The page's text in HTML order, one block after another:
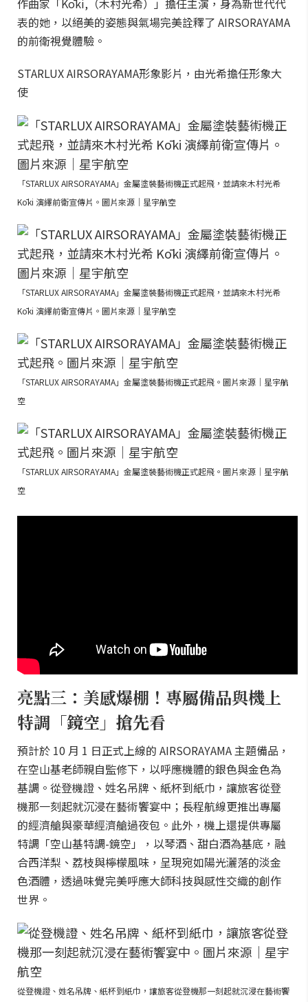
作曲家「Kōki,（木村光希）」擔任主演，身為新世代代
表的她，以絕美的姿態與氣場完美詮釋了 AIRSORAYAMA
的前衛視覺體驗。
STARLUX AIRSORAYAMA形象影片，由光希擔任形象大
使
「STARLUX AIRSORAYAMA」金屬塗裝藝術機正式起飛，並請來木村光希
Kōki 演繹前衛宣傳片。圖片來源｜星宇航空
「STARLUX AIRSORAYAMA」金屬塗裝藝術機正式起飛，並請來木村光希
Kōki 演繹前衛宣傳片。圖片來源｜星宇航空
「STARLUX AIRSORAYAMA」金屬塗裝藝術機正式起飛。圖片來源｜星宇航
空
「STARLUX AIRSORAYAMA」金屬塗裝藝術機正式起飛。圖片來源｜星宇航
空
亮點三：美感爆棚！專屬備品與機上
特調「鏡空」搶先看
預計於 10 月 1 日正式上線的 AIRSORAYAMA 主題備品，
在空山基老師親自監修下，以呼應機體的銀色與金色為
基調。從登機證、姓名吊牌、紙杯到紙巾，讓旅客從登
機那一刻起就沉浸在藝術饗宴中；長程航線更推出專屬
的經濟艙與豪華經濟艙過夜包。此外，機上還提供專屬
特調「空山基特調-鏡空」，以琴酒、甜白酒為基底，融
合西洋梨、荔枝與檸檬風味，呈現宛如陽光灑落的淡金
色酒體，透過味覺完美呼應大師科技與感性交織的創作
世界。
從登機證、姓名吊牌、紙杯到紙巾，讓旅客從登機那一刻起就沉浸在藝術饗